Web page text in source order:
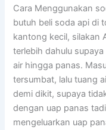
Cara Menggunakan
butuh beli soda api di
kantong kecil, silakan
terlebih dahulu
air hingga panas.
tersumbat, lalu tuang
demi dikit, supaya
dengan uap panas
mengeluarkan uap